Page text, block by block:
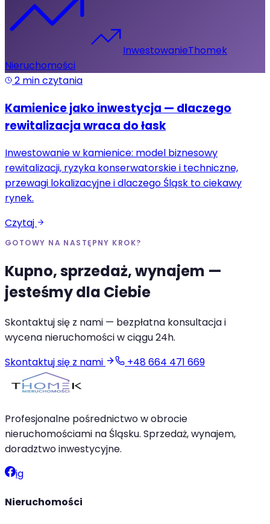
InwestowanieThomek
Nieruchomości
2 min czytania
Kamienice jako inwestycja — dlaczego
rewitalizacja wraca do łask
Inwestowanie w kamienice: model biznesowy
rewitalizacji, ryzyka konserwatorskie i techniczne,
przewagi lokalizacyjne i dlaczego Śląsk to ciekawy
rynek.
Czytaj
GOTOWY NA NASTĘPNY KROK?
Kupno, sprzedaż, wynajem —
jesteśmy dla Ciebie
Skontaktuj się z nami — bezpłatna konsultacja i
wycena nieruchomości w ciągu 24h.
Skontaktuj się z nami
+48 664 471 669
Profesjonalne pośrednictwo w obrocie
nieruchomościami na Śląsku. Sprzedaż, wynajem,
doradztwo inwestycyjne.
ig
Nieruchomości